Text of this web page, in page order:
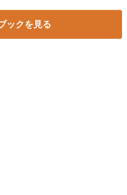
ックを見る